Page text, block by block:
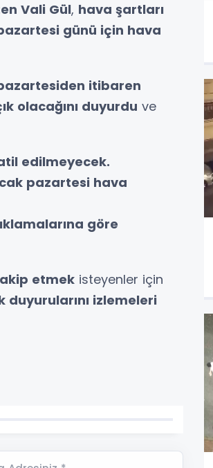
Vali Gül, hava şartları
günü için hava
itibaren
olacağını duyurdu ve
edilmeyecek.
pazartesi hava
göre
etmek isteyenler için
izlemeleri